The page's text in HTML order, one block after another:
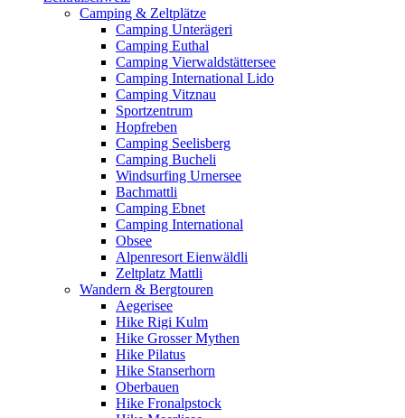
Camping & Zeltplätze
Camping Unterägeri
Camping Euthal
Camping Vierwaldstättersee
Camping International Lido
Camping Vitznau
Sportzentrum
Hopfreben
Camping Seelisberg
Camping Bucheli
Windsurfing Urnersee
Bachmattli
Camping Ebnet
Camping International
Obsee
Alpenresort Eienwäldli
Zeltplatz Mattli
Wandern & Bergtouren
Aegerisee
Hike Rigi Kulm
Hike Grosser Mythen
Hike Pilatus
Hike Stanserhorn
Oberbauen
Hike Fronalpstock